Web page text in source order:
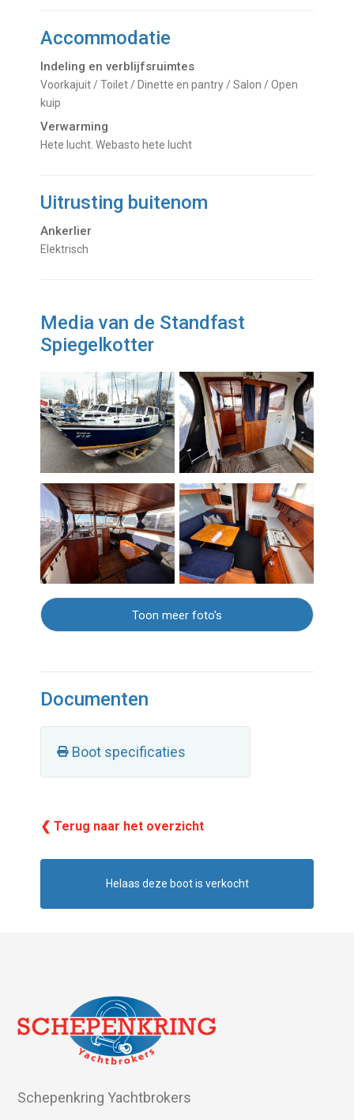
Accommodatie
Indeling en verblijfsruimtes
Voorkajuit / Toilet / Dinette en pantry / Salon / Open
kuip
Verwarming
hete lucht. Webasto hete lucht
Uitrusting buitenom
Ankerlier
Elektrisch
Media van de Standfast
Spiegelkotter
Toon meer foto's
Documenten
Boot specificaties
❮ Terug naar het overzicht
Helaas deze boot is verkocht
Schepenkring Yachtbrokers